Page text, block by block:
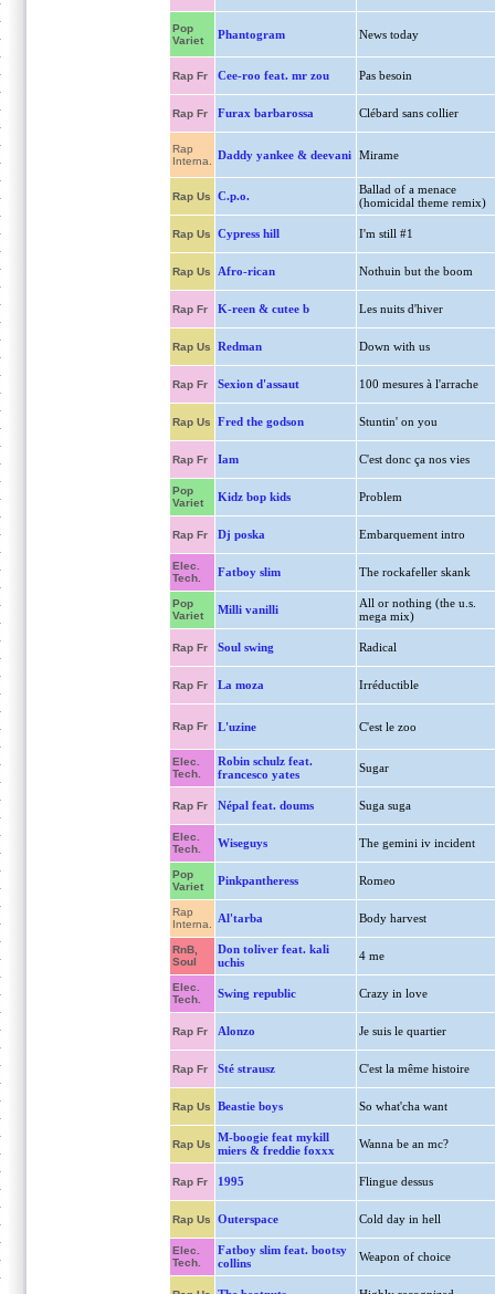
Pop
Variet
Phantogram News today
Rap Fr Cee-roo feat. mr zou Pas besoin
Rap Fr Furax barbarossa Clébard sans collier
Rap
Interna.
Daddy yankee & deevani Mirame
Rap Us C.p.o.
Ballad of a menace
(homicidal theme remix)
Rap Us Cypress hill I'm still #1
Rap Us Afro-rican Nothuin but the boom
Rap Fr K-reen & cutee b Les nuits d'hiver
Rap Us Redman Down with us
Rap Fr Sexion d'assaut 100 mesures à l'arrache
Rap Us Fred the godson Stuntin' on you
Rap Fr Iam C'est donc ça nos vies
Pop
Variet
Kidz bop kids Problem
Rap Fr Dj poska Embarquement intro
Elec.
Tech.
Fatboy slim The rockafeller skank
Pop
Variet
Milli vanilli
All or nothing (the u.s.
mega mix)
Rap Fr Soul swing Radical
Rap Fr La moza Irréductible
Rap Fr L'uzine C'est le zoo
Elec.
Tech.
Robin schulz feat.
francesco yates
Sugar
Rap Fr Népal feat. doums Suga suga
Elec.
Tech.
Wiseguys The gemini iv incident
Pop
Variet
Pinkpantheress Romeo
Rap
Interna.
Al'tarba Body harvest
RnB,
Soul
Don toliver feat. kali
uchis
4 me
Elec.
Tech.
Swing republic Crazy in love
Rap Fr Alonzo Je suis le quartier
Rap Fr Sté strausz C'est la même histoire
Rap Us Beastie boys So what'cha want
Rap Us
M-boogie feat mykill
miers & freddie foxxx
Wanna be an mc?
Rap Fr 1995 Flingue dessus
Rap Us Outerspace Cold day in hell
Elec.
Tech.
Fatboy slim feat. bootsy
collins
Weapon of choice